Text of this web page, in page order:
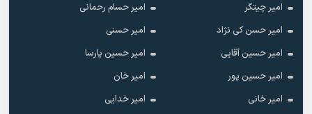
امیر چیتگر
امیر حسام رحمانی
امیر حسن کی نژاد
امیر حسنی
امیر حسین آقایی
امیر حسین پارسا
امیر حسین پور
امیر خان
امیر خانی
امیر خدایی